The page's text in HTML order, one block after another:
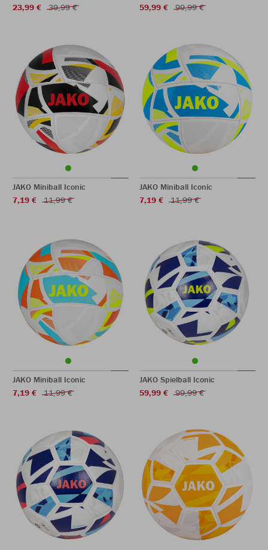
23,99 €
39,99 €
59,99 €
99,99 €
JAKO Miniball Iconic
7,19 €
11,99 €
JAKO Miniball Iconic
7,19 €
11,99 €
JAKO Miniball Iconic
7,19 €
11,99 €
JAKO Spielball Iconic
59,99 €
99,99 €